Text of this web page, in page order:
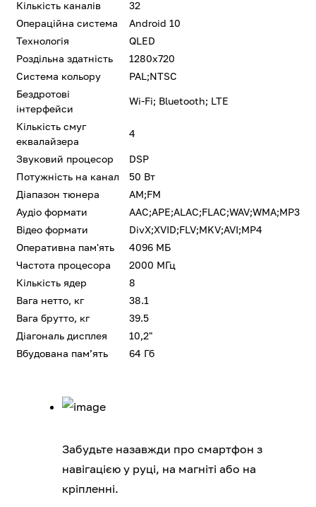
Кількість каналів
32
Операційна система
Android 10
Технологія
QLED
Роздільна здатність
1280x720
Система кольору
PAL;NTSC
Бездротові
інтерфейси
Wi-Fi; Bluetooth; LTE
Кількість смуг
еквалайзера
4
Звуковий процесор
DSP
Потужність на канал
50 Вт
Діапазон тюнера
AM;FM
Аудіо формати
AAC;APE;ALAC;FLAC;WAV;WMA;MP3
Відео формати
DivX;XVID;FLV;MKV;AVI;MP4
Оперативна пам'ять
4096 МБ
Частота процесора
2000 МГц
Кількість ядер
8
Вага нетто, кг
38.1
Вага брутто, кг
39.5
Діагональ дисплея
10,2"
Вбудована памʼять
64 Гб
Забудьте назавжди про смартфон з
навігацією у руці, на магніті або на
кріпленні.